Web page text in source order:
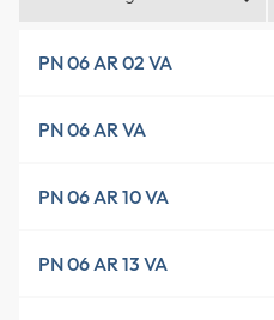
PN 06 AR 02 VA
PN 06 AR VA
PN 06 AR 10 VA
PN 06 AR 13 VA